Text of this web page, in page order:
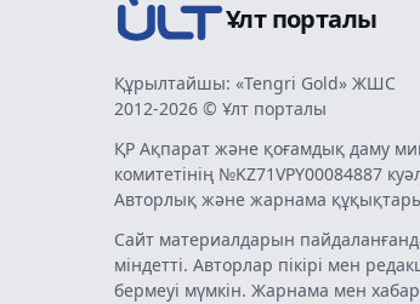
Ұлт порталы
Құрылтайшы: «Tengri Gold» ЖШС
2012-2026 © Ұлт порталы
ҚР Ақпарат және қоғамдық даму
комитетінің №KZ71VPY00084887
Авторлық және жарнама
Сайт материалдарын
міндетті. Авторлар пікірі мен
бермеуі мүмкін. Жарнама мен